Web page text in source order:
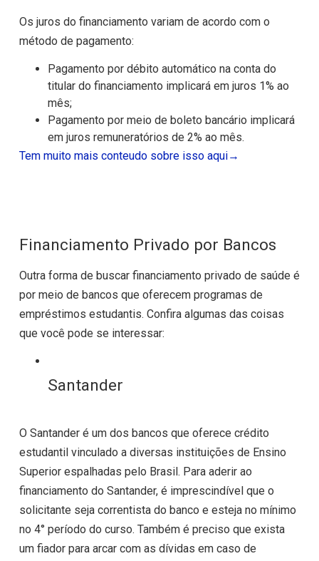
Os juros do financiamento variam de acordo com o
método de pagamento:
Pagamento por débito automático na conta do
titular do financiamento implicará em juros 1% ao
mês;
Pagamento por meio de boleto bancário implicará
em juros remuneratórios de 2% ao mês.
Tem muito mais conteudo sobre isso aqui→
Financiamento Privado por Bancos
Outra forma de buscar financiamento privado de saúde é
por meio de bancos que oferecem programas de
empréstimos estudantis. Confira algumas das coisas
que você pode se interessar:
Santander
O Santander é um dos bancos que oferece crédito
estudantil vinculado a diversas instituições de Ensino
Superior espalhadas pelo Brasil. Para aderir ao
financiamento do Santander, é imprescindível que o
solicitante seja correntista do banco e esteja no mínimo
no 4° período do curso. Também é preciso que exista
um fiador para arcar com as dívidas em caso de